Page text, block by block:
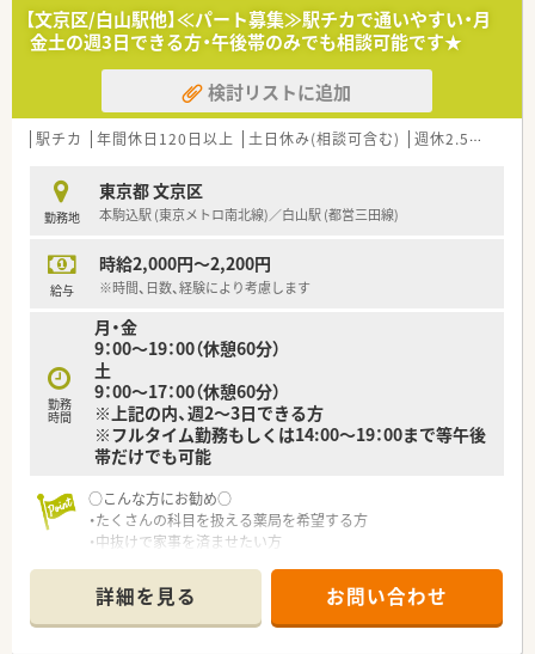
【文京区/白山駅他】≪パート募集≫駅チカで通いやすい・月
金土の週3日できる方・午後帯のみでも相談可能です★
検討リストに追加
駅チカ 年間休日120日以上 土日休み(相談可含む) 週休2.5日以上
勤務地
東京都 文京区
本駒込駅 (東京メトロ南北線)／白山駅 (都営三田線)
給与
時給2,000円～2,200円
※時間、日数、経験により考慮します
勤務
時間
月・金
9：00～19：00（休憩60分）
土
9：00～17：00（休憩60分）
※上記の内、週2～3日できる方
※フルタイム勤務もしくは14:00～19：00まで等午後
帯だけでも可能
○こんな方にお勧め○
・たくさんの科目を扱える薬局を希望する方
・中抜けで家事を済ませたい方
詳細を見る お問い合わせ